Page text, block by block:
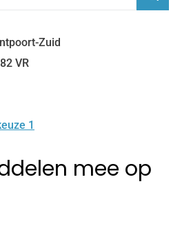
Zuid
VR
1
mee op